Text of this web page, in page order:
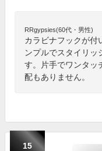
RRgypsies(60代・男性)
カラビナフックが付
ンプルでスタイリッ
す。片手でワンタッ
配もありません。
15